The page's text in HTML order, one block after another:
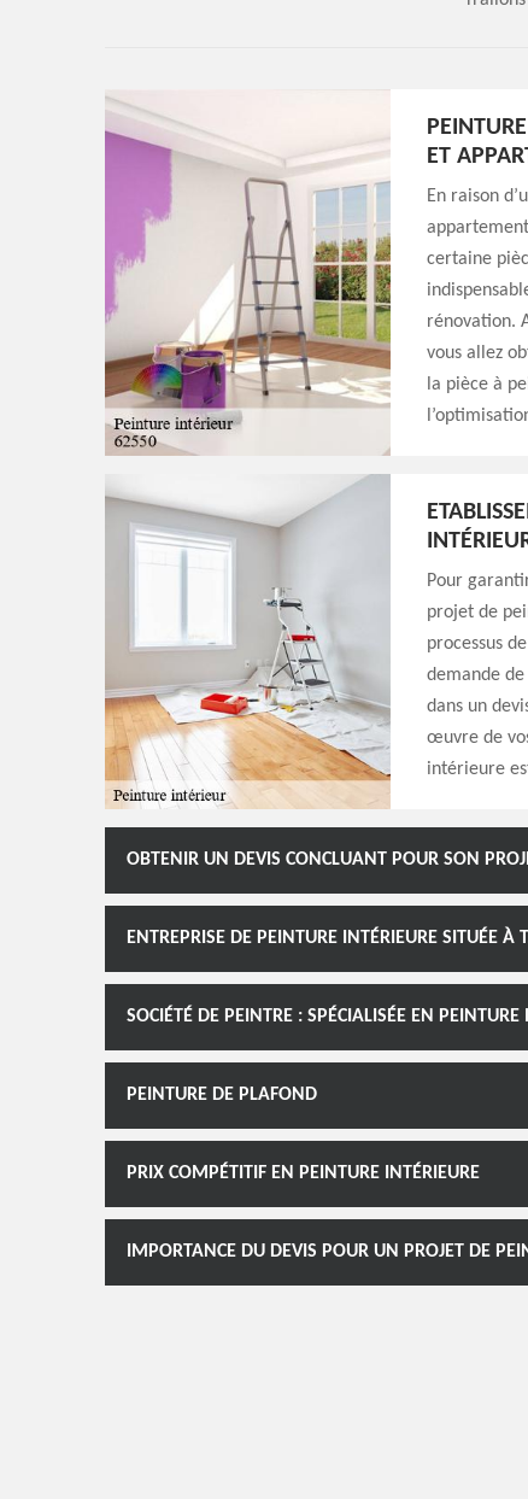
ET
En raison
certaine
rénovation.
vous allez
la pièce à
Pour
projet de
processus
demande
dans un
œuvre de
intérieure
OBTENIR UN DEVIS CONCLUANT POUR SON
ENTREPRISE DE PEINTURE INTÉRIEURE SITUÉE À
SOCIÉTÉ DE PEINTRE : SPÉCIALISÉE EN PEINTURE
PEINTURE DE PLAFOND
PRIX COMPÉTITIF EN PEINTURE INTÉRIEURE
IMPORTANCE DU DEVIS POUR UN PROJET DE